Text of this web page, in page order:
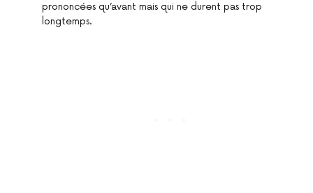
prononcées qu’avant mais qui ne durent pas trop
longtemps.